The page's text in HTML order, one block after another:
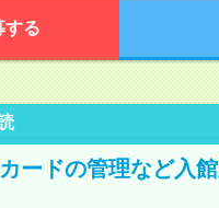
する
ードの管理など入